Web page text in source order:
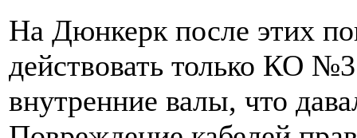
На Дюнкерк после этих
действовать только КО
внутренние валы, что